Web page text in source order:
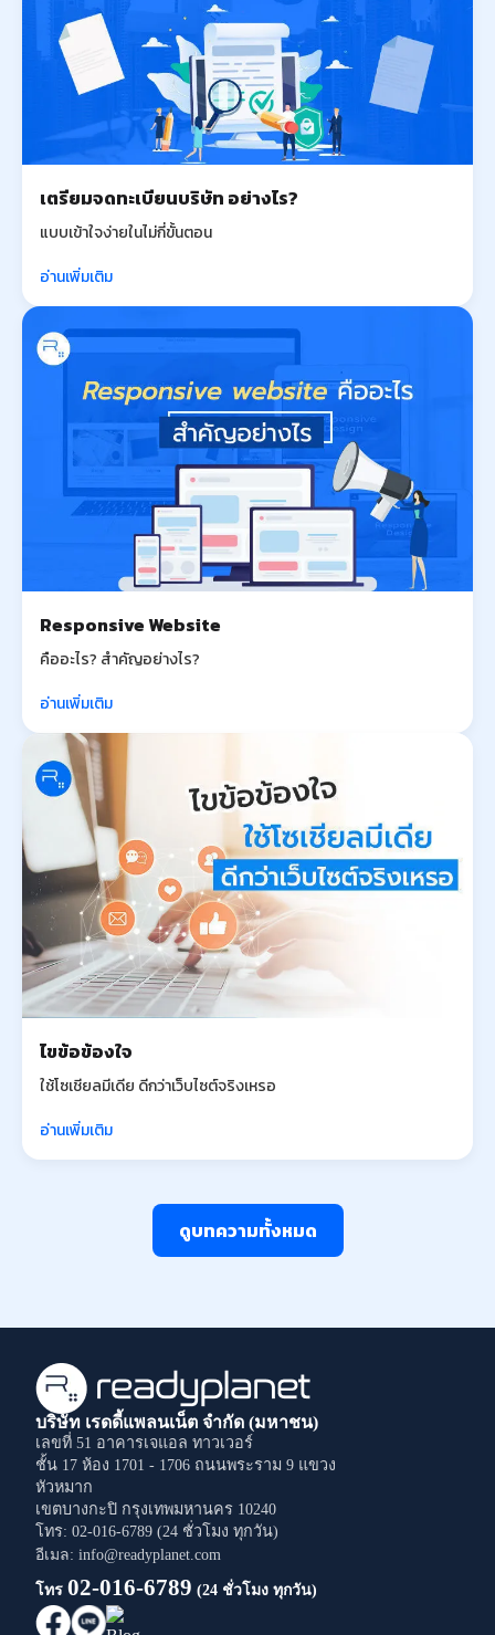
เตรียมจดทะเบียนบริษัท อย่างไร?
แบบเข้าใจง่ายในไม่กี่ขั้นตอน
อ่านเพิ่มเติม
Responsive Website
คืออะไร? สำคัญอย่างไร?
อ่านเพิ่มเติม
ไขข้อข้องใจ
ใช้โซเชียลมีเดีย ดีกว่าเว็บไซต์จริงเหรอ
อ่านเพิ่มเติม
ดูบทความทั้งหมด
บริษัท เรดดี้แพลนเน็ต จำกัด (มหาชน)
เลขที่ 51 อาคารเจแอล ทาวเวอร์
ชั้น 17 ห้อง 1701 - 1706 ถนนพระราม 9 แขวง
หัวหมาก
เขตบางกะปิ กรุงเทพมหานคร 10240
โทร: 02-016-6789 (24 ชั่วโมง ทุกวัน)
อีเมล: info@readyplanet.com
โทร 02-016-6789 (24 ชั่วโมง ทุกวัน)